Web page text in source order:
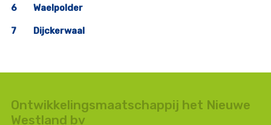
6 Waelpolder
7 Dijckerwaal
Ontwikkelingsmaatschappij het Nieuwe
Westland bv